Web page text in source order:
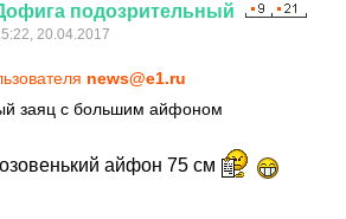
подозрительный
20.04.2017
news@e1.ru
заяц с большим айфоном
айфон 75 см